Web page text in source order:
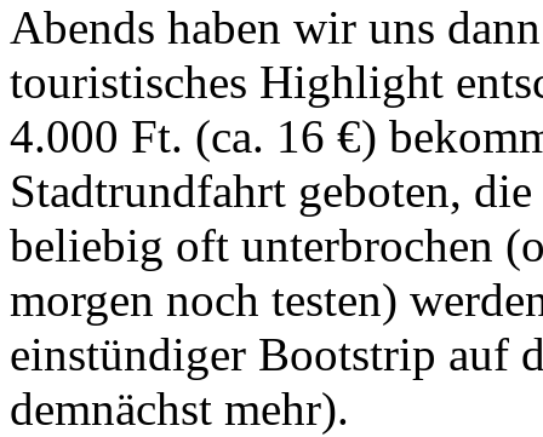
Abends haben wir uns
touristisches Highlight
4.000 Ft. (ca. 16 €)
Stadtrundfahrt geboten,
beliebig oft unterbrochen
morgen noch testen)
einstündiger Bootstrip auf
demnächst mehr).